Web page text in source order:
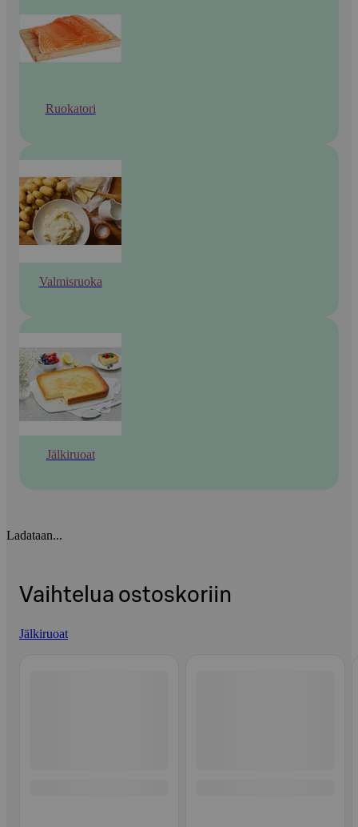
Ruokatori
Valmisruoka
Jälkiruoat
Ladataan...
Vaihtelua ostoskoriin
Jälkiruoat